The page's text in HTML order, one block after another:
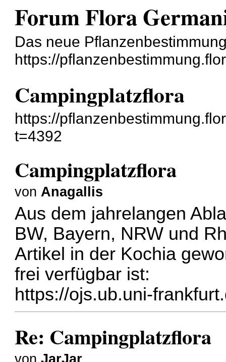
Forum Flora
Das neue
https://
Campingplatzflora
https://
t=4392
Campingplatzflora
von Anagallis
Aus dem jahrelangen
BW, Bayern, NRW und
Artikel in der Kochia
frei verfügbar ist:
https://ojs.ub.uni-
Re: Campingplatzflora
vonJarJar